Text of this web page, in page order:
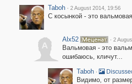
Taboh · 2 August 2014, 19:56
С косынкой - это
A
Alx52 · 2
Вальмовая - это
ошибаюсь, кличут...
Taboh ·
Видимо, от